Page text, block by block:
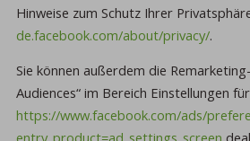
Hinweise zum Schutz Ihrer
de.facebook.com/about/privacy/.
Sie können außerdem die
Audiences“ im Bereich Einstellungen
https://www.facebook.com/ads/